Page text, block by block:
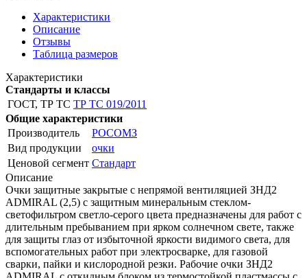
Характеристики
Описание
Отзывы
Таблица размеров
Характеристики
Стандарты и классы
ГОСТ, ТР ТС ТР ТС 019/2011
Общие характеристики
Производитель
РОСОМЗ
Вид продукции
очки
Ценовой сегмент Стандарт
Описание
Очки защитные закрытые с непрямой вентиляцией ЗНД2
ADMIRAL (2,5) с защитным минеральным стеклом-
светофильтром светло-серого цвета предназначены для работ с
длительным пребыванием при ярком солнечном свете, также
для защиты глаз от избыточной яркости видимого света, для
вспомогательных работ при электросварке, для газовой
сварки, пайки и кислородной резки. Рабочие очки ЗНД2